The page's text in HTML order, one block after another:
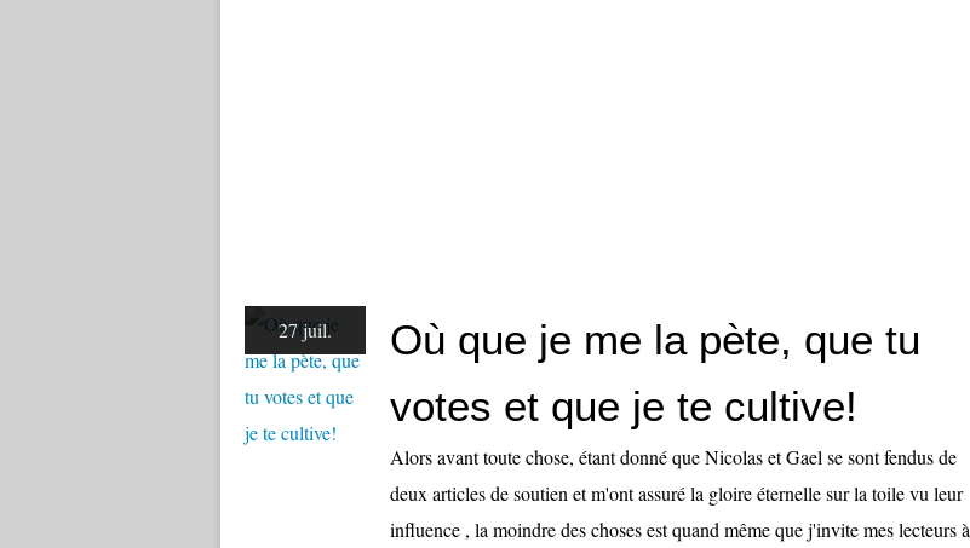
27 juil.
Où que je me la pète, que tu
votes et que je te cultive!
Alors avant toute chose, étant donné que Nicolas et Gael se sont fendus de
deux articles de soutien et m'ont assuré la gloire éternelle sur la toile vu leur
influence , la moindre des choses est quand même que j'invite mes lecteurs à